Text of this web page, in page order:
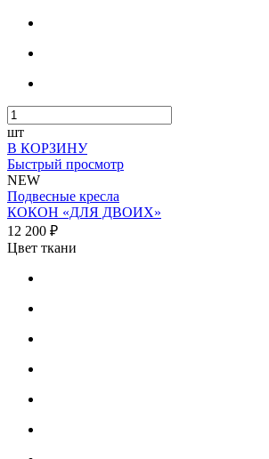
шт
В КОРЗИНУ
Быстрый просмотр
NEW
Подвесные кресла
КОКОН «ДЛЯ ДВОИХ»
12 200 ₽
Цвет ткани